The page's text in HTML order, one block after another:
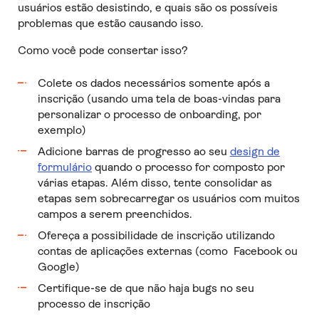
usuários estão desistindo, e quais são os possíveis
problemas que estão causando isso.
Como você pode consertar isso?
Colete os dados necessários somente após a
inscrição (usando uma tela de boas-vindas para
personalizar o processo de onboarding, por
exemplo)
Adicione barras de progresso ao seu design de
formulárioquando o processo for composto por
várias etapas. Além disso, tente consolidar as
etapas sem sobrecarregar os usuários com muitos
campos a serem preenchidos.
Ofereça a possibilidade de inscrição utilizando
contas de aplicações externas (como Facebook ou
Google)
Certifique-se de que não haja bugs no seu
processo de inscrição